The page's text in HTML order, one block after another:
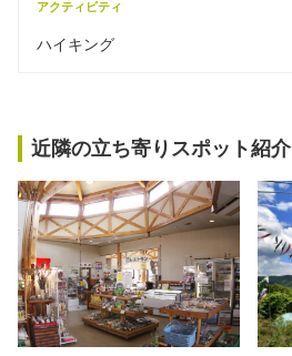
アクティビティ
ハイキング
近隣の立ち寄りスポット紹介